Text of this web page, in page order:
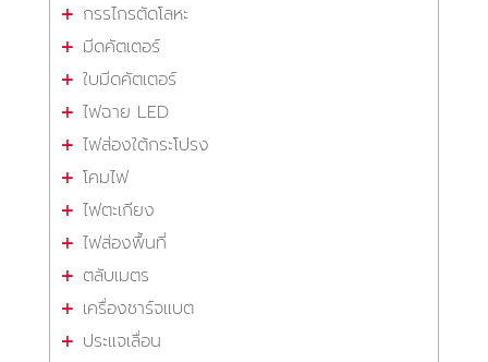
กรรไกรตัดโลหะ
มีดคัตเตอร์
ใบมีดคัตเตอร์
ไฟฉาย LED
ไฟส่องใต้กระโปรง
โคมไฟ
ไฟตะเกียง
ไฟส่องพื้นที่
ตลับเมตร
เครื่องชาร์จแบต
ประแจเลื่อน